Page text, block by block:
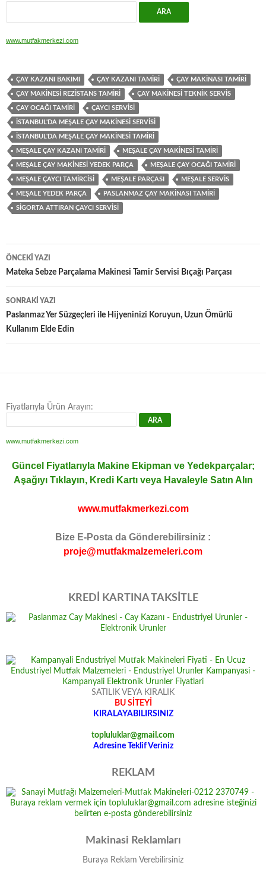
www.mutfakmerkezi.com
ÇAY KAZANI BAKIMI ÇAY KAZANI TAMIRI ÇAY MAKINASI TAMIRI
ÇAY MAKINESI REZISTANS TAMIRI ÇAY MAKINESI TEKNIK SERVIS
ÇAY OCAĞI TAMIRI ÇAYCI SERVISI
İSTANBUL'DA MEŞALE ÇAY MAKINESI SERVISI
İSTANBUL'DA MEŞALE ÇAY MAKINESI TAMIRI
MEŞALE ÇAY KAZANI TAMIRI MEŞALE ÇAY MAKINESI TAMIRI
MEŞALE ÇAY MAKINESI YEDEK PARÇA MEŞALE ÇAY OCAĞI TAMIRI
MEŞALE ÇAYCI TAMIRCISI MEŞALE PARÇASI MEŞALE SERVIS
MEŞALE YEDEK PARÇA PASLANMAZ ÇAY MAKINASI TAMIRI
SIGORTA ATTIRAN ÇAYCI SERVISI
Yazı
dolaşımı
ÖNCEKI YAZI
Mateka Sebze Parçalama Makinesi Tamir Servisi Bıçağı Parçası
SONRAKI YAZI
Paslanmaz Yer Süzgeçleri ile Hijyeninizi Koruyun, Uzun Ömürlü
Kullanım Elde Edin
Fiyatlarıyla Ürün Arayın:
www.mutfakmerkezi.com
Güncel Fiyatlarıyla Makine Ekipman ve Yedekparçalar;
Aşağıyı Tıklayın, Kredi Kartı veya Havaleyle Satın Alın
www.mutfakmerkezi.com
Bize E-Posta da Gönderebilirsiniz :
proje@mutfakmalzemeleri.com
KREDİ KARTINA TAKSİTLE
SATILIK VEYA KIRALIK
BU SİTEYİ
KIRALAYABILIRSINIZ
topluluklar@gmail.com
Adresine Teklif Veriniz
REKLAM
Makinasi Reklamları
Buraya Reklam Verebilirsiniz